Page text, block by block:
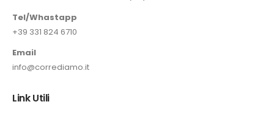
Tel/Whastapp
+39 331 824 6710
Email
info@corrediamo.it
Link Utili